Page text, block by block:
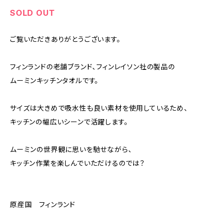
SOLD OUT
ご覧いただきありがとうございます。
フィンランドの老舗ブランド、フィンレイソン社の製品の
ムーミンキッチンタオルです。
サイズは大きめで吸水性も良い素材を使用しているため、
キッチンの幅広いシーンで活躍します。
ムーミンの世界観に思いを馳せながら、
キッチン作業を楽しんでいただけるのでは？
原産国 フィンランド